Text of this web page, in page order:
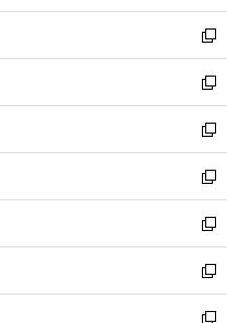
開
く
ウ
で
開
く
ン
ド
ウ
で
開
く
ウ
ィ
ン
ド
ウ
で
開
く
新
し
い
ウ
ィ
ン
ド
ウ
で
開
く
新
し
い
ウ
ィ
ン
ド
ウ
で
開
く
新
し
い
ウ
ィ
ン
ド
ウ
で
新
し
い
ウ
ィ
ン
ド
新
し
い
ウ
新
し